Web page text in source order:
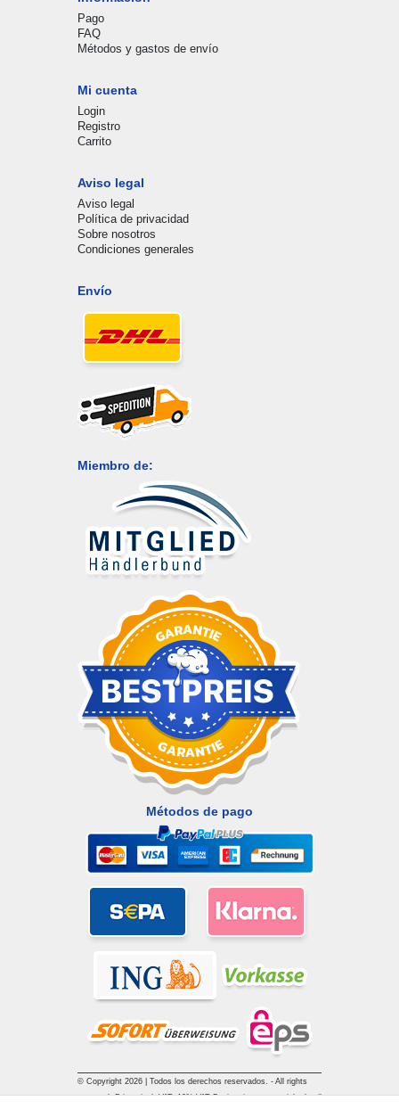
Pago
FAQ
Métodos y gastos de envío
Mi cuenta
Login
Registro
Carrito
Aviso legal
Aviso legal
Política de privacidad
Sobre nosotros
Condiciones generales
Envío
Miembro de:
Métodos de pago
© Copyright 2026 | Todos los derechos reservados. - All rights
reserved. Prices incl. VAT. 19% VAT Basic prices see article detail